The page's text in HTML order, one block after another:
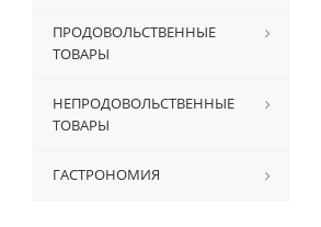
ПРОДОВОЛЬСТВЕННЫЕ
ТОВАРЫ
НЕПРОДОВОЛЬСТВЕННЫЕ
ТОВАРЫ
ГАСТРОНОМИЯ